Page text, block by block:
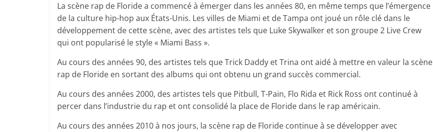
La scène rap de Floride a commencé à émerger dans les années 80, en même temps que l’émergence
de la culture hip-hop aux États-Unis. Les villes de Miami et de Tampa ont joué un rôle clé dans le
développement de cette scène, avec des artistes tels que Luke Skywalker et son groupe 2 Live Crew
qui ont popularisé le style « Miami Bass ».
Au cours des années 90, des artistes tels que Trick Daddy et Trina ont aidé à mettre en valeur la scène
rap de Floride en sortant des albums qui ont obtenu un grand succès commercial.
Au cours des années 2000, des artistes tels que Pitbull, T-Pain, Flo Rida et Rick Ross ont continué à
percer dans l’industrie du rap et ont consolidé la place de Floride dans le rap américain.
Au cours des années 2010 à nos jours, la scène rap de Floride continue à se développer avec